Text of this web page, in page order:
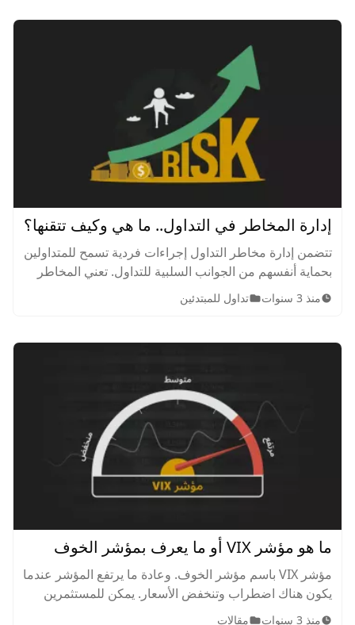
إدارة المخاطر في التداول.. ما هي وكيف تتقنها؟
تتضمن إدارة مخاطر التداول إجراءات فردية تسمح للمتداولين
بحماية أنفسهم من الجوانب السلبية للتداول. تعني المخاطر
الأعلى فرصة أكبر لتحقيق عوائد كبيرة - ولكن أيضًا فرصة
أكبر لخسائر كبيرة
منذ 3 سنوات تداول للمبتدئين
ما هو مؤشر VIX أو ما يعرف بمؤشر الخوف
مؤشر VIX باسم مؤشر الخوف. وعادة ما يرتفع المؤشر عندما
يكون هناك اضطراب وتنخفض الأسعار. يمكن للمستثمرين
التحوط ضد هذا الاضطراب من خلال الأدوات المالية القائمة
منذ 3 سنوات مقالات